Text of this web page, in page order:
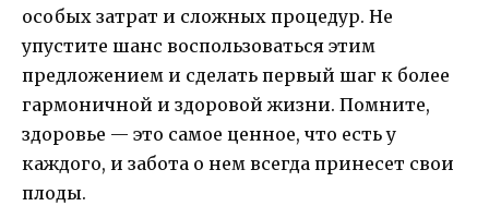
особых затрат и сложных процедур. Не
упустите шанс воспользоваться этим
предложением и сделать первый шаг к более
гармоничной и здоровой жизни. Помните,
здоровье — это самое ценное, что есть у
каждого, и забота о нем всегда принесет свои
плоды.